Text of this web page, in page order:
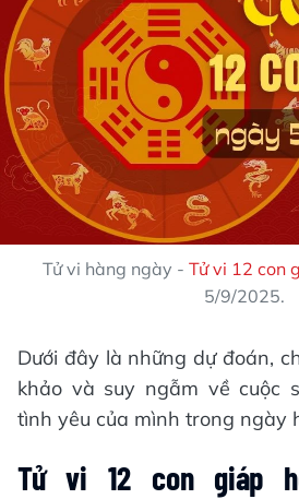
Tử vi hàng ngày - Tử vi 12 con
5/9/2025.
Dưới đây là những dự đoán,
khảo và suy ngẫm về cuộc
tình yêu của mình trong ngày
Tử vi 12 con giáp